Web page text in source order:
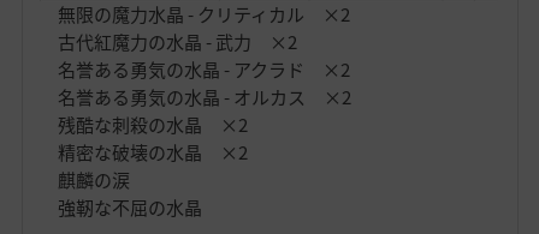
無限の魔力水晶 - クリティカル ×2
古代紅魔力の水晶 - 武力 ×2
名誉ある勇気の水晶 - アクラド ×2
名誉ある勇気の水晶 - オルカス ×2
残酷な刺殺の水晶 ×2
精密な破壊の水晶 ×2
麒麟の涙
強靭な不屈の水晶